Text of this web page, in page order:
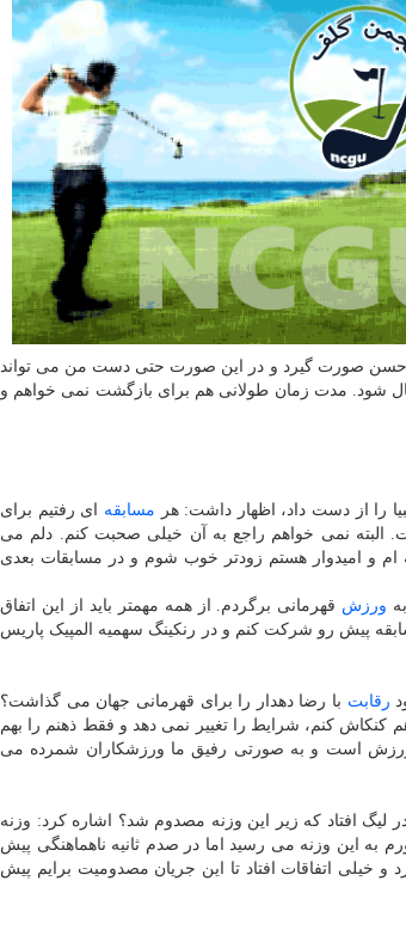
صورت گیرد و در این صورت حتی دست من می تواند
شود. مدت زمان طولانی هم برای بازگشت نمی خواهم و
مسابقه ای رفتیم برای
نمی خواهم راجع به آن خیلی صحبت کنم. دلم می
ام و امیدوار هستم زودتر خوب شوم و در مسابقات بعدی
ورزش قهرمانی برگردم. از همه مهمتر باید از این اتفاق
پیش رو شرکت کنم و در رنکینگ سهمیه المپیک پاریس
رقابت با رضا دهدار را برای قهرمانی جهان می گذاشت؟
کنکاش کنم، شرایط را تغییر نمی دهد و فقط ذهنم را بهم
ورزش است و به صورتی رفیق ما ورزشکاران شمرده می
زده بود و چه اتفاقی در لیگ افتاد که زیر این وزنه مصدوم شد؟ اشاره کرد: وزنه
به این وزنه می رسید اما در صدم ثانیه ناهماهنگی پیش
خیلی اتفاقات افتاد تا این جریان مصدومیت برایم پیش